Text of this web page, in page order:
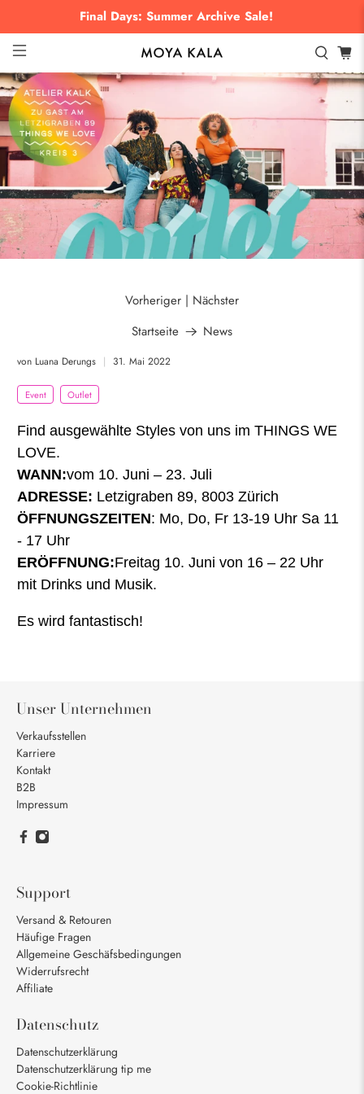
Final Days: Summer Archive Sale!
Startseite News
Vorheriger | Nächster
von Luana Derungs 31. Mai 2022
Event Outlet
Find ausgewählte Styles von uns im THINGS WE
LOVE.
WANN:vom 10. Juni – 23. Juli
ADRESSE: Letzigraben 89, 8003 Zürich
ÖFFNUNGSZEITEN: Mo, Do, Fr 13-19 Uhr Sa 11
- 17 Uhr
ERÖFFNUNG:Freitag 10. Juni von 16 – 22 Uhr
mit Drinks und Musik.
Es wird fantastisch!
Unser Unternehmen
Verkaufsstellen
Karriere
Kontakt
B2B
Impressum
Support
Versand & Retouren
Häufige Fragen
Allgemeine Geschäfsbedingungen
Widerrufsrecht
Affiliate
Datenschutz
Datenschutzerklärung
Datenschutzerklärung tip me
Cookie-Richtlinie